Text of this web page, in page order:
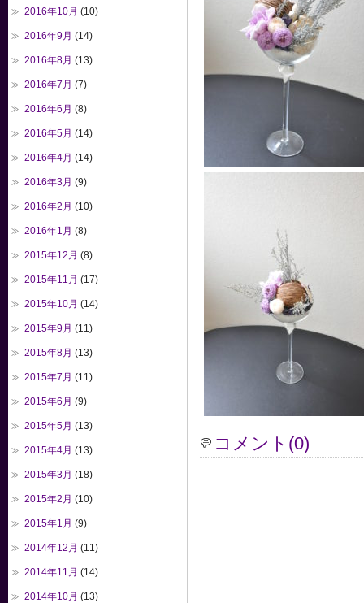
コメント(0)
2016年10月 (10)
2016年9月 (14)
2016年8月 (13)
2016年7月 (7)
2016年6月 (8)
2016年5月 (14)
2016年4月 (14)
2016年3月 (9)
2016年2月 (10)
2016年1月 (8)
2015年12月 (8)
2015年11月 (17)
2015年10月 (14)
2015年9月 (11)
2015年8月 (13)
2015年7月 (11)
2015年6月 (9)
2015年5月 (13)
2015年4月 (13)
2015年3月 (18)
2015年2月 (10)
2015年1月 (9)
2014年12月 (11)
2014年11月 (14)
2014年10月 (13)